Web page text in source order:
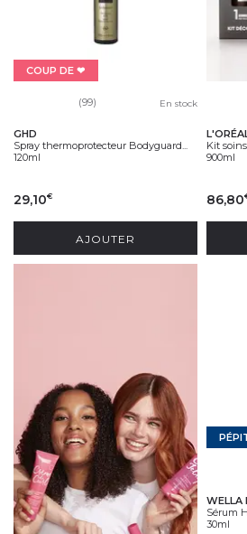
à chacun/e d'entre vous pour que
capillaires adaptés à vos besoins et
COUP DE ❤
(99) En stock
GHD
Spray thermoprotecteur Bodyguard...
120ml
29,10€
AJOUTER
Kit
900ml
86,80
WELLA
Sérum
30ml